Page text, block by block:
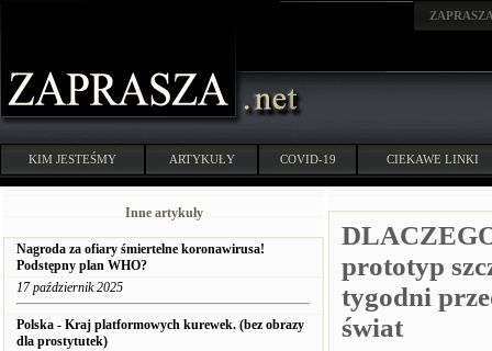
KIM JESTEŚMY ARTYKUŁY COVID-19 CIEKAWE LINKI
Inne artykuły
Nagroda za ofiary śmiertelne koronawirusa!
Podstępny plan WHO?
17 październik 2025
Polska - Kraj platformowych kurewek. (bez obrazy
dla prostytutek)
prototyp
tygodni
świat